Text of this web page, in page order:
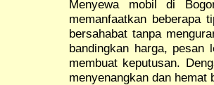
Menyewa mobil di
memanfaatkan beberapa
bersahabat tanpa
bandingkan harga, pesan
membuat keputusan.
menyenangkan dan hemat